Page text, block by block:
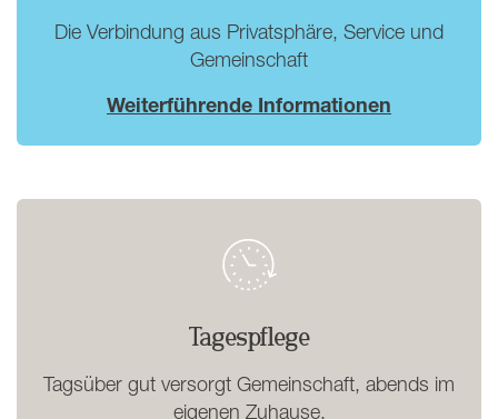
Die Verbindung aus Privatsphäre, Service und
Gemeinschaft
Weiterführende Informationen
Tagespflege
Tagsüber gut versorgt Gemeinschaft, abends im
eigenen Zuhause.